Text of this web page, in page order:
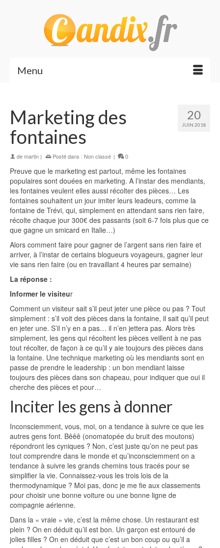
Menu
20
JUIN 2018
Marketing des
fontaines
demartin | Posté dans : Non classé | 0
Preuve que le marketing est partout, même les fontaines
populaires sont douées en marketing. A l’instar des mendiants,
les fontaines veulent elles aussi récolter des pièces… Les
fontaines souhaitent un jour imiter leurs leadeurs, comme la
fontaine de Trévi, qui, simplement en attendant sans rien faire,
récolte chaque jour 300€ des passants (soit 6-7 fois plus que ce
que gagne un smicard en Italie…)
Alors comment faire pour gagner de l’argent sans rien faire et
arriver, à l’instar de certains blogueurs voyageurs, gagner leur
vie sans rien faire (ou en travaillant 4 heures par semaine)
La réponse :
Informer le visiteur
Comment un visiteur sait s’il peut jeter une pièce ou pas ? Tout
simplement : s’il voit des pièces dans la fontaine, il sait qu’il peut
en jeter une. S’il n’y en a pas… il n’en jettera pas. Alors très
simplement, les gens qui récoltent les pièces veillent à ne pas
tout récolter, de façon à ce qu’il y aie toujours des pièces dans
la fontaine. Une technique marketing où les mendiants sont en
passe de prendre le leadership : un bon mendiant laisse
toujours des pièces dans son chapeau, pour indiquer que oui il
cherche des pièces et pour…
Inciter les gens à donner
Inconsciemment, vous, moi, on a tendance à suivre ce que les
autres gens font. Bêêê (onomatopée du bruit des moutons)
répondront les cyniques ? Non, c’est juste qu’on ne peut pas
tout comprendre dans le monde et qu’inconsciemment on a
tendance à suivre les grands chemins tous tracés pour se
simplifier la vie. Connaissez-vous les trois lois de la
thermodynamique ? Moi pas, donc je me fie aux classements
pour choisir une bonne voiture ou une bonne ligne de
compagnie aérienne.
Dans la « vraie » vie, c’est la même chose. Un restaurant est
plein ? On en déduit qu’il est bon. Un garçon est entouré de
jolies filles ? On en déduit que c’est un bon coup ou qu’il a